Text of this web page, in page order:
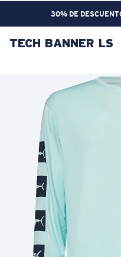
30% DE
OBJETIVO
TECH BANNER LS